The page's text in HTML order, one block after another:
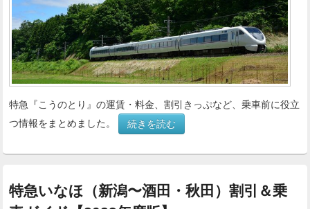
特急『こうのとり』の運賃・料金、割引きっぷなど、乗車前に役立
つ情報をまとめました。
続きを読む
特急いなほ（新潟〜酒田・秋田）割引＆乗